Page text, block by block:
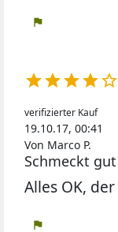
flag

verifizierter Kauf
19.10.17, 00:41
Von Marco P.
Schmeckt
Alles OK,
flag